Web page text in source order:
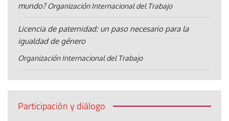
mundo? Organización Internacional del Trabajo
Licencia de paternidad: un paso necesario para la
igualdad de género
Organización Internacional del Trabajo
Participación y diálogo